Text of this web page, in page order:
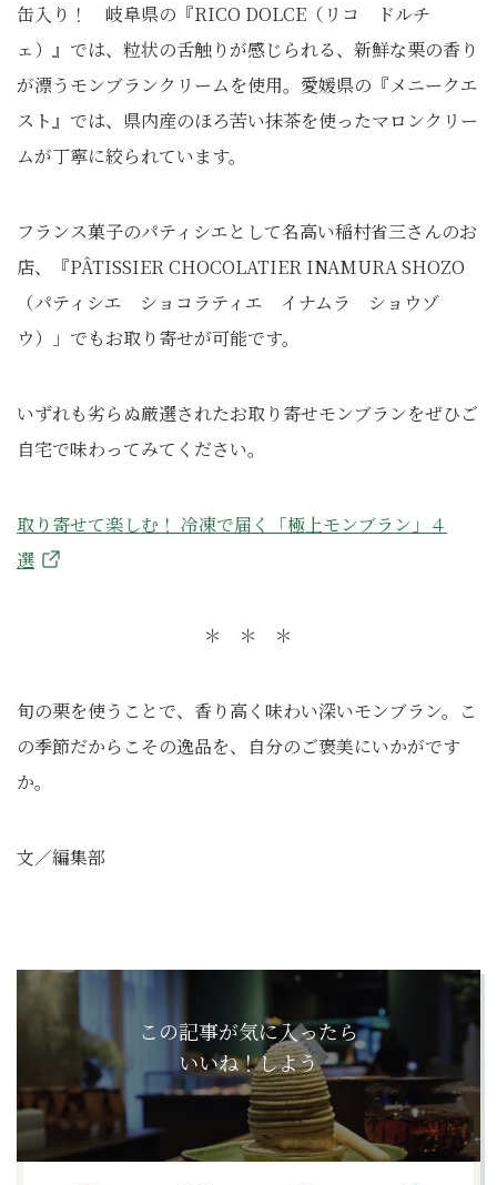
缶入り！ 岐阜県の『RICO DOLCE（リコ ドルチ
ェ）』では、粒状の舌触りが感じられる、新鮮な栗の香り
が漂うモンブランクリームを使用。愛媛県の『メニークエ
スト』では、県内産のほろ苦い抹茶を使ったマロンクリー
ムが丁寧に絞られています。
フランス菓子のパティシエとして名高い稲村省三さんのお
店、『PÂTISSIER CHOCOLATIER INAMURA SHOZO
（パティシエ ショコラティエ イナムラ ショウゾ
ウ）」でもお取り寄せが可能です。
いずれも劣らぬ厳選されたお取り寄せモンブランをぜひご
自宅で味わってみてください。
取り寄せて楽しむ！ 冷凍で届く「極上モンブラン」４
選
＊ ＊ ＊
旬の栗を使うことで、香り高く味わい深いモンブラン。こ
の季節だからこその逸品を、自分のご褒美にいかがです
か。
文／編集部
この記事が気に入ったら
いいね！しよう